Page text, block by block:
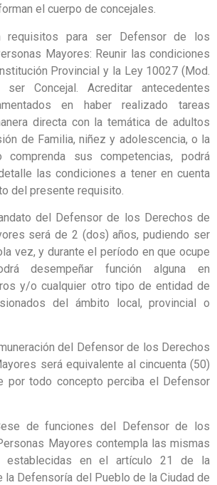
el cuerpo de concejales.
requisitos para ser Defensor de los
Mayores: Reunir las condiciones
Provincial y la Ley 10027 (Mod.
Concejal. Acreditar antecedentes
en haber realizado tareas
directa con la temática de adultos
de Familia, niñez y adolescencia, o la
sus competencias, podrá
las condiciones a tener en cuenta
del presente requisito.
del Defensor de los Derechos de
será de 2 (dos) años, pudiendo ser
vez, y durante el período en que ocupe
desempeñar función alguna en
y/o cualquier otro tipo de entidad de
del ámbito local, provincial o
del Defensor de los Derechos
será equivalente al cincuenta (50)
por todo concepto perciba el Defensor
de funciones del Defensor de los
Mayores contempla las mismas
establecidas en el artículo 21 de la
la Defensoría del Pueblo de la Ciudad de